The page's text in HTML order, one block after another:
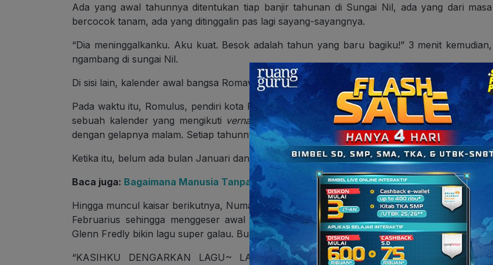
Ada yang awal tahunnya ditentukan tiap banjir tahunan di Sungai Nil, ada yang dari masa
bercocok tanam, ada yang ditinggalin pas lagi sayang-sayangnya.
“Dia meninggalkanku. Aku kuat. Besok adalah tahun yang baru bagiku!” 3 menit kemudian,
ngambang di sungai Nil.
Di sisi lain, kalender awal bangsa Romawi dimulai setiap 1 Maret.
Pada waktu itu, Romulus, pendiri kota Roma, pada abad ke-8 Sebelum Masehi, menciptakan
sebuah kalender yang mengikuti vernal equinox. Hari ketika terangnya matahari, seimbang
dengan gelapnya malam. Setiap tahunnya, terdiri dari 10 bulan (304 hari).
Ketika itu, belum ada bulan Januari dan Februari.
Baca juga: Bagaimana Manusia Tanpa Peradaban Mesopotamia?
Hingga muncul kaisar berikutnya, Numa Pompilius, yang menambahkan bulan Januarius dan
Februarius sehingga menggeser awal tahun menjadi 1 Januari. Bulan di mana Almarhum
Glenn Fredly bikin lagu super galau. Buat yang gatau, berikut adalah penggalan liriknya:
“KASIHKU DENGARKAN LAGU~ LAGU INI~ MELODI RINTIHAN HATI INI~ KISAH